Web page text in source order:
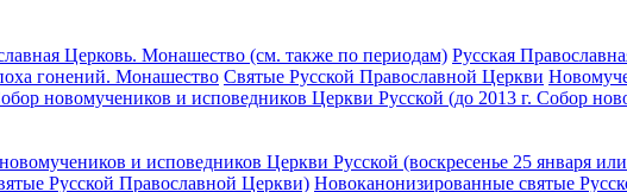
Церковь. Монашество (см. также по периодам) Русская
гонений. Монашество Святые Русской Православной Церкви
новомучеников и исповедников Церкви Русской (до 2013 г. Собор
и исповедников Церкви Русской (воскресенье 25 января
Русской Православной Церкви) Новоканонизированные святые